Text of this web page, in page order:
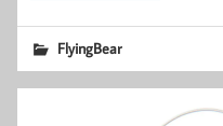
FlyingBear